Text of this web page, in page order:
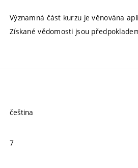
Významná část kurzu je věnována
Získané vědomosti jsou
čeština
7